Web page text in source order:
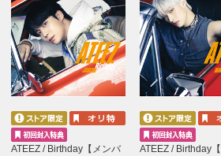
【A】ATEEZ JAPAN 4TH SINGLE
★2025年1月9日（木）東京都内
★2025年1月11日（土）兵庫県神戸
★2025年1月13日（月・祝）福岡県
①“星をつけろ365” meet & greet
[当選人数] 東京・兵庫・福岡共通：
★2025年1月13日（月・祝）福岡県福
①
【ATEEZ JAPAN OFFICIAL
[当選人数] 福岡：各メンバー30名、合
ATEEZ / Birthday【メンバ
ATEEZ / Birthday